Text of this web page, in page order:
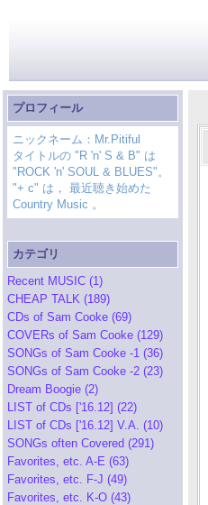
プロフィール
ニックネーム：Mr.Pitiful
タイトルの "R 'n' S & B" は
"ROCK 'n' SOUL & BLUES"。
"+ c" は， 最近聴き始めた
Country Music 。
カテゴリ
Recent MUSIC (1)
CHEAP TALK (189)
CDs of Sam Cooke (69)
COVERs of Sam Cooke (129)
SONGs of Sam Cooke -1 (36)
SONGs of Sam Cooke -2 (23)
Dream Boogie (2)
LIST of CDs ['16.12] (22)
LIST of CDs ['16.12] V.A. (10)
SONGs often Covered (291)
Favorites, etc. A-E (63)
Favorites, etc. F-J (49)
Favorites, etc. K-O (43)